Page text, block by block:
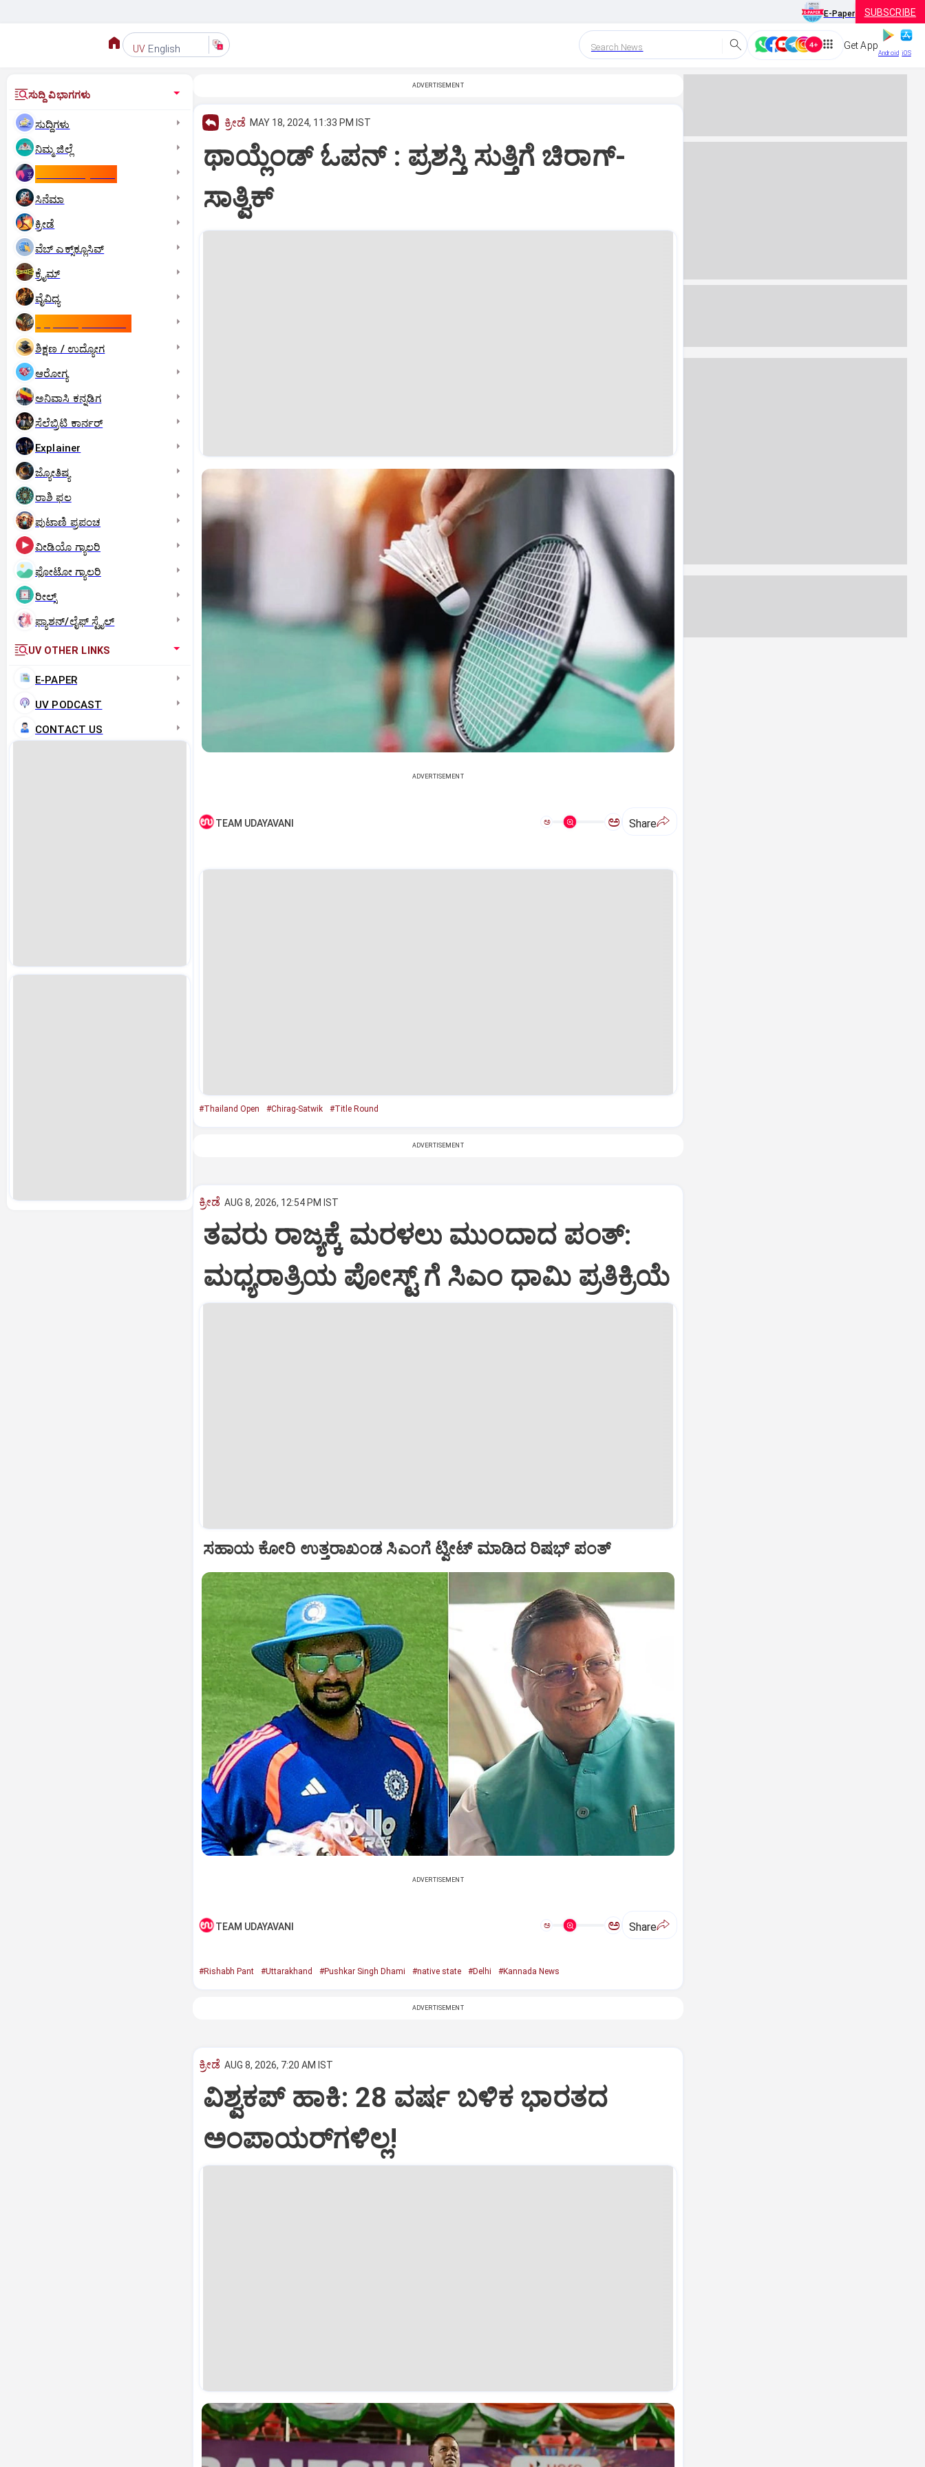
E-Paper SUBSCRIBE
UV English Search News Get App
Android iOS
ಸುದ್ದಿ ವಿಭಾಗಗಳು
ಸುದ್ದಿಗಳು
ನಿಮ್ಮ ಜಿಲ್ಲೆ
ಸಿನೆಮಾ
ಕ್ರೀಡೆ
ವೆಬ್ ಎಕ್ಸ್‌ಕ್ಲೂಸಿವ್
ಕ್ರೈಮ್
ವೈವಿಧ್ಯ
ಶಿಕ್ಷಣ / ಉದ್ಯೋಗ
ಆರೋಗ್ಯ
ಅನಿವಾಸಿ ಕನ್ನಡಿಗ
ಸೆಲೆಬ್ರಿಟಿ ಕಾರ್ನರ್‌
Explainer
ಜ್ಯೋತಿಷ್ಯ
ರಾಶಿ ಫಲ
ಪುಟಾಣಿ ಪ್ರಪಂಚ
ವೀಡಿಯೊ ಗ್ಯಾಲರಿ
ಫೋಟೋ ಗ್ಯಾಲರಿ
ರೀಲ್ಸ್
ಫ್ಯಾಶನ್/ಲೈಫ್‌ ಸ್ಟೈಲ್
UV OTHER LINKS
E-PAPER
UV PODCAST
CONTACT US
ADVERTISEMENT
ಕ್ರೀಡೆ MAY 18, 2024, 11:33 PM IST
ಥಾಯ್ಲೆಂಡ್‌ ಓಪನ್‌ : ಪ್ರಶಸ್ತಿ ಸುತ್ತಿಗೆ ಚಿರಾಗ್‌-
ಸಾತ್ವಿಕ್‌
ADVERTISEMENT
TEAM UDAYAVANI ಅ ಅ Share
#Thailand Open #Chirag-Satwik #Title Round
ADVERTISEMENT
ಕ್ರೀಡೆ AUG 8, 2026, 12:54 PM IST
ತವರು ರಾಜ್ಯಕ್ಕೆ ಮರಳಲು ಮುಂದಾದ ಪಂತ್:‌
ಮಧ್ಯರಾತ್ರಿಯ ಪೋಸ್ಟ್‌ ಗೆ ಸಿಎಂ ಧಾಮಿ ಪ್ರತಿಕ್ರಿಯೆ
ಸಹಾಯ ಕೋರಿ ಉತ್ತರಾಖಂಡ ಸಿಎಂಗೆ ಟ್ವೀಟ್‌ ಮಾಡಿದ ರಿಷಭ್‌ ಪಂತ್
ADVERTISEMENT
TEAM UDAYAVANI ಅ ಅ Share
#Rishabh Pant #Uttarakhand #Pushkar Singh Dhami #native state #Delhi #Kannada News
ADVERTISEMENT
ಕ್ರೀಡೆ AUG 8, 2026, 7:20 AM IST
ವಿಶ್ವಕಪ್‌ ಹಾಕಿ: 28 ವರ್ಷ ಬಳಿಕ ಭಾರತದ
ಅಂಪಾಯರ್‌ಗಳಿಲ್ಲ!